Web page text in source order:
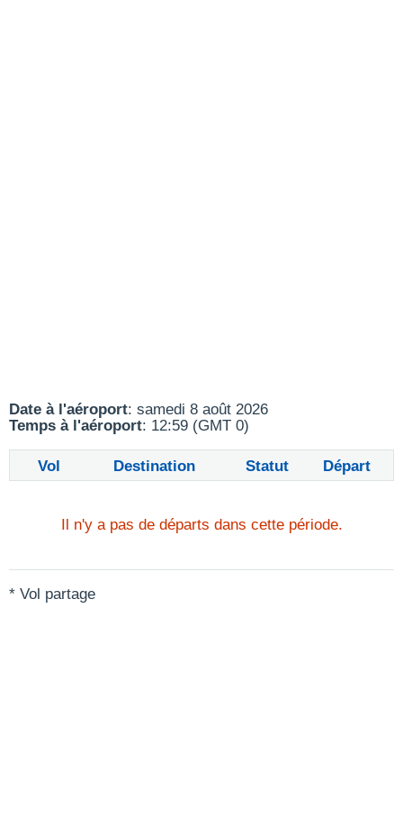
Date à l'aéroport: samedi 8 août 2026
Temps à l'aéroport: 12:59 (GMT 0)
Vol Destination Statut Départ
Il n'y a pas de départs dans cette période.
* Vol partage